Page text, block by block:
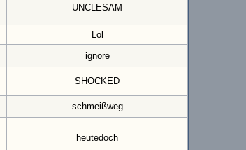
UNCLESAM
Lol
ignore
SHOCKED
schmeißweg
heutedoch